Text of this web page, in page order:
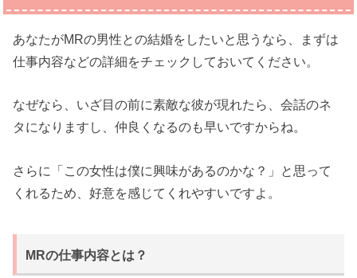
あなたがMRの男性との結婚をしたいと思うなら、まずは
仕事内容などの詳細をチェックしておいてください。
なぜなら、いざ目の前に素敵な彼が現れたら、会話のネ
タになりますし、仲良くなるのも早いですからね。
さらに「この女性は僕に興味があるのかな？」と思って
くれるため、好意を感じてくれやすいですよ。
MRの仕事内容とは？